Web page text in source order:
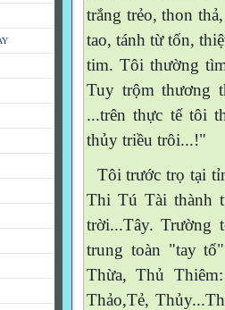
trắng trẻo, thon
tao, tánh từ tốn,
tim. Tôi thường
Tuy trộm thương
...trên thực tế tôi
thủy triều trôi...!"
Tôi trước trọ tại
Thi Tú Tài thành
trời...Tây. Trường
trung toàn "tay
Thừa, Thủ
Thảo,Tẻ,